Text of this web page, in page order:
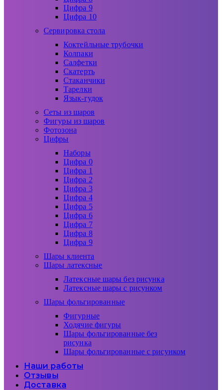
Цифра 9
Цифра 10
Сервировка стола
Коктейльные трубочки
Колпаки
Салфетки
Скатерть
Стаканчики
Тарелки
Язык-гудок
Сеты из шаров
Фигуры из шаров
Фотозона
Цифры
Наборы
Цифра 0
Цифра 1
Цифра 2
Цифра 3
Цифра 4
Цифра 5
Цифра 6
Цифра 7
Цифра 8
Цифра 9
Шары клиента
Шары латексные
Латексные шары без рисунка
Латексные шары с рисунком
Шары фольгированные
Фигурные
Ходячие фигуры
Шары фольгированные без
рисунка
Шары фольгированные с рисунком
Наши работы
Отзывы
Доставка